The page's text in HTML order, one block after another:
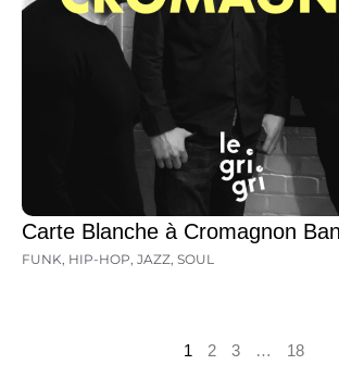
Carte Blanche à Cromagnon
FUNK, HIP-HOP, JAZZ, SOUL
1 2 3 … 18